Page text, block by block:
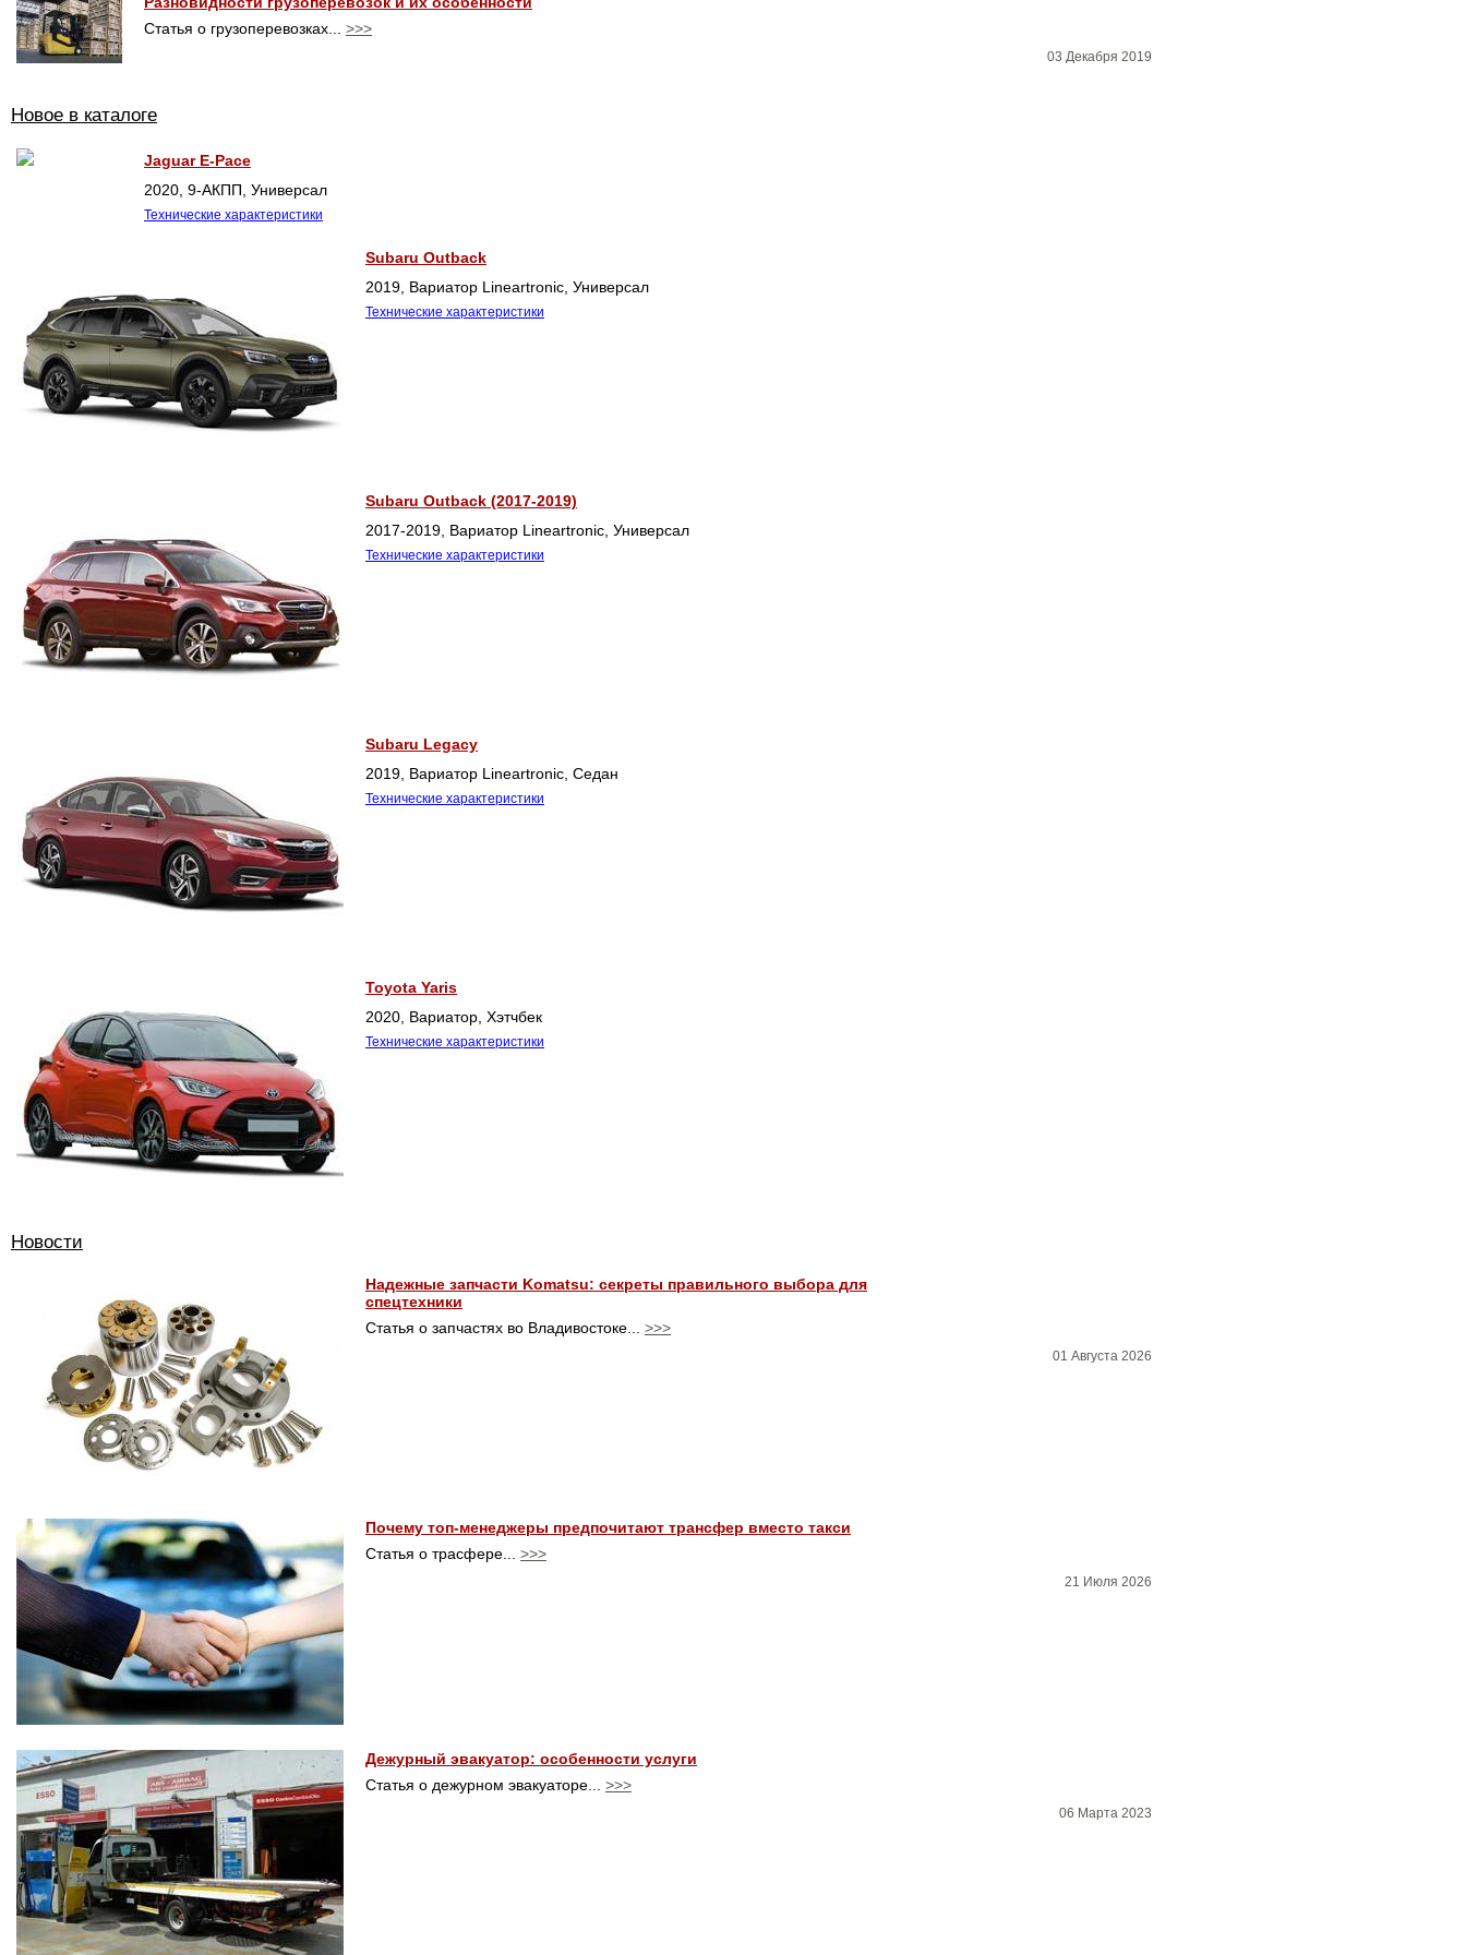
Статья о грузоперевозках... >>>
03 Декабря 2019
Новое в каталоге
Jaguar E-Pace
2020, 9-АКПП, Универсал
Технические характеристики
Subaru Outback
2019, Вариатор Lineartronic, Универсал
Технические характеристики
Subaru Outback (2017-2019)
2017-2019, Вариатор Lineartronic, Универсал
Технические характеристики
Subaru Legacy
2019, Вариатор Lineartronic, Седан
Технические характеристики
Toyota Yaris
2020, Вариатор, Хэтчбек
Технические характеристики
Новости
Надежные запчасти Komatsu: секреты правильного выбора для
спецтехники
Статья о запчастях во Владивостоке... >>>
01 Августа 2026
Почему топ-менеджеры предпочитают трансфер вместо такси
Статья о трасфере... >>>
21 Июля 2026
Дежурный эвакуатор: особенности услуги
Статья о дежурном эвакуаторе... >>>
06 Марта 2023